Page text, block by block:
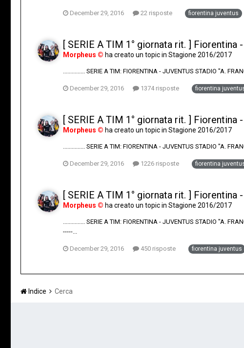
December 29, 2016 22 risposte fiorentina juventus
[ SERIE A TIM 1° giornata rit. ] Fiorentina
Morpheus © ha creato un topic in Stagione 2016/2017
............... SERIE A TIM: FIORENTINA - JUVENTUS STADIO "A.
December 29, 2016 1374 risposte fiorentina
[ SERIE A TIM 1° giornata rit. ] Fiorentina
Morpheus © ha creato un topic in Stagione 2016/2017
............... SERIE A TIM: FIORENTINA - JUVENTUS STADIO "A.
December 29, 2016 1226 risposte fiorentina
[ SERIE A TIM 1° giornata rit. ] Fiorentina
Morpheus © ha creato un topic in Stagione 2016/2017
............... SERIE A TIM: FIORENTINA - JUVENTUS STADIO "A.
-----...
December 29, 2016 450 risposte fiorentina juventus
Indice Cerca